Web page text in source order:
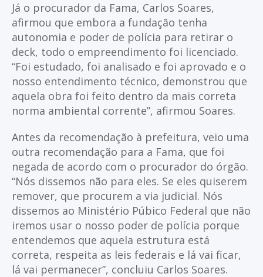
Já o procurador da Fama, Carlos Soares,
afirmou que embora a fundação tenha
autonomia e poder de polícia para retirar o
deck, todo o empreendimento foi licenciado.
“Foi estudado, foi analisado e foi aprovado e o
nosso entendimento técnico, demonstrou que
aquela obra foi feito dentro da mais correta
norma ambiental corrente”, afirmou Soares.
Antes da recomendação à prefeitura, veio uma
outra recomendação para a Fama, que foi
negada de acordo com o procurador do órgão.
“Nós dissemos não para eles. Se eles quiserem
remover, que procurem a via judicial. Nós
dissemos ao Ministério Púbico Federal que não
iremos usar o nosso poder de polícia porque
entendemos que aquela estrutura está
correta, respeita as leis federais e lá vai ficar,
lá vai permanecer”, concluiu Carlos Soares.